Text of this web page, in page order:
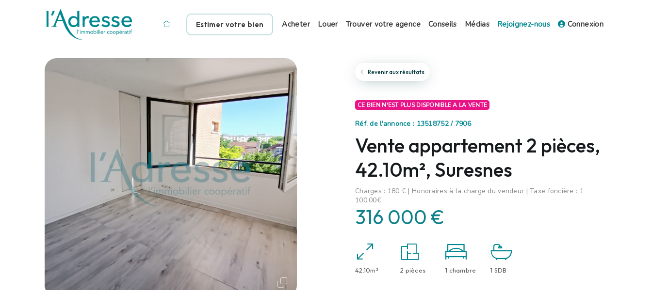
Estimer votre bien Acheter Louer Trouver votre agence Conseils Médias Rejoignez-nous Connexion
Revenir aux résultats
CE BIEN N'EST PLUS DISPONIBLE A LA VENTE
Réf. de l'annonce : 13518752 / 7906
Vente appartement 2 pièces,
42.10m², Suresnes
Charges : 180 € | Honoraires à la charge du vendeur | Taxe foncière : 1
100,00€
316 000 €
42.10m² 2 pièces 1 chambre 1 SDB